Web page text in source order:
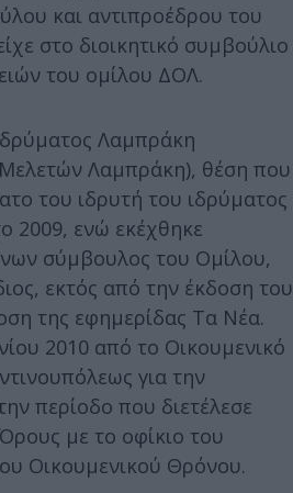
και αντιπροέδρου του
στο διοικητικό συμβούλιο
του ομίλου ΔΟΛ.
Λαμπράκη
Λαμπράκη), θέση που
του ιδρυτή του ιδρύματος
2009, ενώ εκέχθηκε
σύμβουλος του Ομίλου,
εκτός από την έκδοση του
της εφημερίδας Τα Νέα.
2010 από το Οικουμενικό
για την
περίοδο που διετέλεσε
με το οφίκιο του
Οικουμενικού Θρόνου.